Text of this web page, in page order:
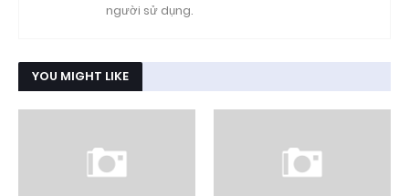
người sử dụng.
YOU MIGHT LIKE